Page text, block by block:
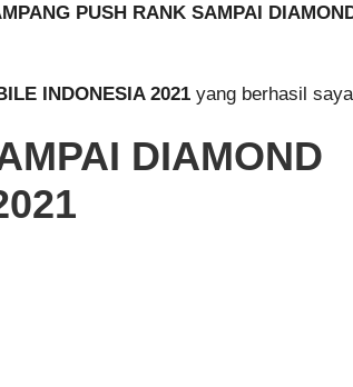
PUSH RANK SAMPAI
INDONESIA 2021 yang berhasil
DIAMOND